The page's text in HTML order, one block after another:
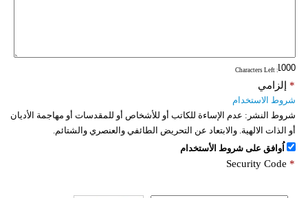
: Characters Left
إلزامي *
شروط الاستخدام
شروط النشر: عدم الإساءة للكاتب أو للأشخاص أو للمقدسات أو مهاجمة الأديان
أو الذات الالهية. والابتعاد عن التحريض الطائفي والعنصري والشتائم.
اُوافق على شروط الأستخدام
Security Code *